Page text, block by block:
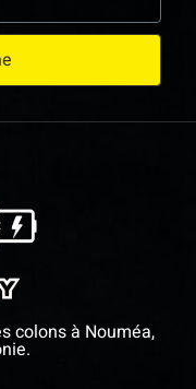
colons à Nouméa,